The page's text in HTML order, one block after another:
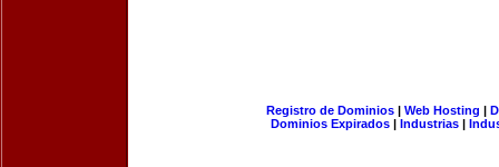
Registro de Dominios| Web Hosting |
Dominios Expirados | Industrias |